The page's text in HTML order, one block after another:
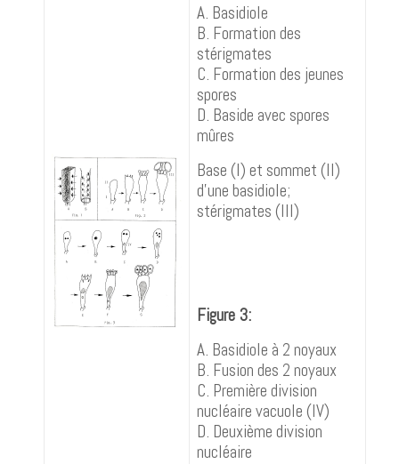
A. Basidiole
B. Formation des
stérigmates
C. Formation des jeunes
spores
D. Baside avec spores
mûres
Base (I) et sommet (II)
d'une basidiole;
stérigmates (III)
Figure 3:
A. Basidiole à 2 noyaux
B. Fusion des 2 noyaux
C. Première division
nucléaire vacuole (IV)
D. Deuxième division
nucléaire